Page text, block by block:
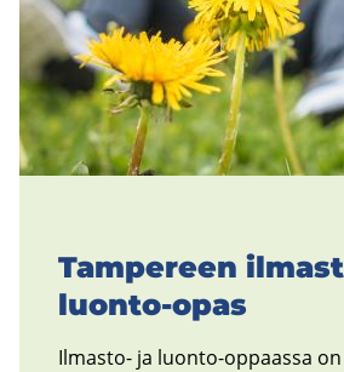
Tam­pe­reen
luonto-​opas
Ilmasto-​ ja luonto-​oppaassa